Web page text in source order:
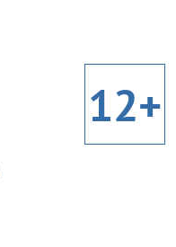
12+